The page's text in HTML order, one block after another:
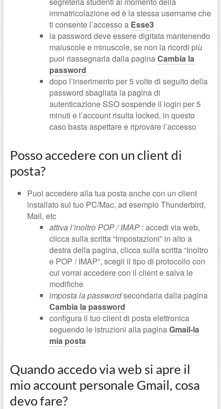
immatricolazione ed è la stessa username che
ti consente l’accesso a Esse3
la password deve essere digitata mantenendo
maiuscole e minuscole, se non la ricordi più
puoi riassegnarla dalla paginaCambia la
password
dopo l’inserimento per 5 volte di seguito della
password sbagliata la pagina di
autenticazione SSO sospende il login per 5
minuti e l’account risulta locked, in questo
caso basta aspettare e riprovare l’accesso
Posso accedere con un client di
posta?
Puoi accedere alla tua posta anche con un client
installato sul tuo PC/Mac, ad esempio Thunderbird,
Mail, etc
attiva l’inoltro POP/IMAP: accedi via web,
clicca sulla scritta “Impostazioni” in alto a
destra della pagina, clicca sulla scritta “Inoltro
e POP /IMAP”, scegli il tipo di protocollo con
cui vorrai accedere con il client e salva le
modifiche
imposta la passwordsecondaria dalla pagina
Cambia la password
configura il tuo client di posta elettronica
seguendo le istruzioni alla paginaGmail-la
mia posta
Quando accedo via web si apre il
mio account personale Gmail, cosa
devo fare?